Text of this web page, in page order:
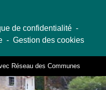
de confidentialité -
- Gestion des cookies
Réseau des Communes